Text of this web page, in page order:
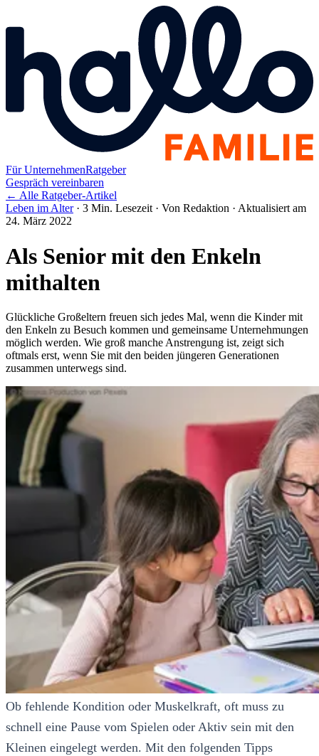
Für UnternehmenRatgeber
Gespräch vereinbaren
← Alle Ratgeber-Artikel
Leben im Alter · 3 Min. Lesezeit · Von Redaktion · Aktualisiert am
24. März 2022
Als Senior mit den Enkeln
mithalten
Glückliche Großeltern freuen sich jedes Mal, wenn die Kinder mit
den Enkeln zu Besuch kommen und gemeinsame Unternehmungen
möglich werden. Wie groß manche Anstrengung ist, zeigt sich
oftmals erst, wenn Sie mit den beiden jüngeren Generationen
zusammen unterwegs sind.
Ob fehlende Kondition oder Muskelkraft, oft muss zu
schnell eine Pause vom Spielen oder Aktiv sein mit den
Kleinen eingelegt werden. Mit den folgenden Tipps